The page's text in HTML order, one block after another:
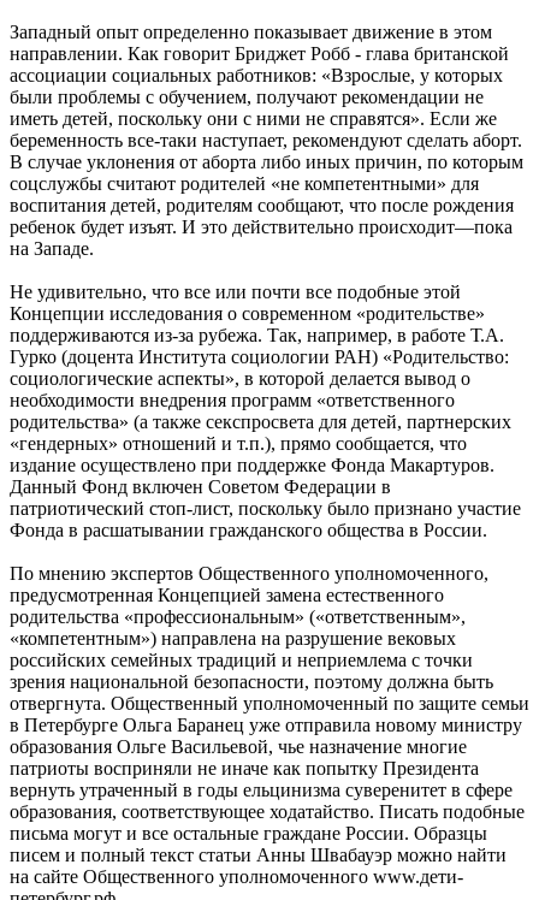
Западный опыт определенно показывает движение в этом
направлении. Как говорит Бриджет Робб - глава британской
ассоциации социальных работников: «Взрослые, у которых
были проблемы с обучением, получают рекомендации не
иметь детей, поскольку они с ними не справятся». Если же
беременность все-таки наступает, рекомендуют сделать аборт.
В случае уклонения от аборта либо иных причин, по которым
соцслужбы считают родителей «не компетентными» для
воспитания детей, родителям сообщают, что после рождения
ребенок будет изъят. И это действительно происходит—пока
на Западе.
Не удивительно, что все или почти все подобные этой
Концепции исследования о современном «родительстве»
поддерживаются из-за рубежа. Так, например, в работе Т.А.
Гурко (доцента Института социологии РАН) «Родительство:
социологические аспекты», в которой делается вывод о
необходимости внедрения программ «ответственного
родительства» (а также секспросвета для детей, партнерских
«гендерных» отношений и т.п.), прямо сообщается, что
издание осуществлено при поддержке Фонда Макартуров.
Данный Фонд включен Советом Федерации в
патриотический стоп-лист, поскольку было признано участие
Фонда в расшатывании гражданского общества в России.
По мнению экспертов Общественного уполномоченного,
предусмотренная Концепцией замена естественного
родительства «профессиональным» («ответственным»,
«компетентным») направлена на разрушение вековых
российских семейных традиций и неприемлема с точки
зрения национальной безопасности, поэтому должна быть
отвергнута. Общественный уполномоченный по защите семьи
в Петербурге Ольга Баранец уже отправила новому министру
образования Ольге Васильевой, чье назначение многие
патриоты восприняли не иначе как попытку Президента
вернуть утраченный в годы ельцинизма суверенитет в сфере
образования, соответствующее ходатайство. Писать подобные
письма могут и все остальные граждане России. Образцы
писем и полный текст статьи Анны Швабауэр можно найти
на сайте Общественного уполномоченного www.дети-